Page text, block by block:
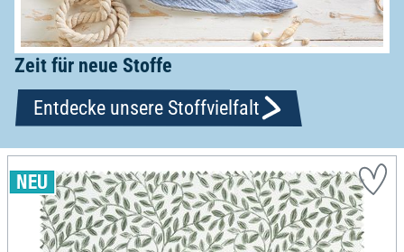
Zeit für neue Stoffe
Entdecke unsere Stoffvielfalt